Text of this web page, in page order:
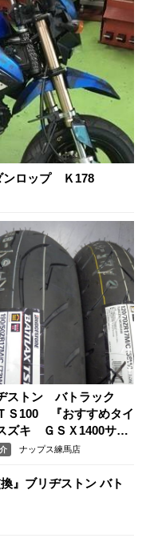
ンロップ Ｋ178
ストン バトラック
100 『おすすめタイ
ズキ ＧＳＸ1400サイ
ナップス練馬店
』ブリヂストン バト